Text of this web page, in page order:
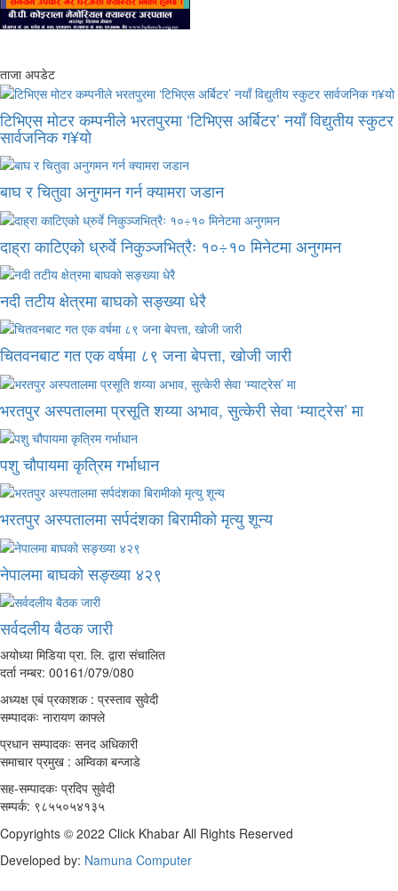
ताजा अपडेट
टिभिएस मोटर कम्पनीले भरतपुरमा ‘टिभिएस अर्बिटर’ नयाँ विद्युतीय स्कुटर
सार्वजनिक ग¥यो
बाघ र चितुवा अनुगमन गर्न क्यामरा जडान
दाह्रा काटिएको ध्रुर्वे निकुञ्जभित्रैः १०÷१० मिनेटमा अनुगमन
नदी तटीय क्षेत्रमा बाघको सङ्ख्या धेरै
चितवनबाट गत एक वर्षमा ८९ जना बेपत्ता, खोजी जारी
भरतपुर अस्पतालमा प्रसूति शय्या अभाव, सुत्केरी सेवा ‘म्याट्रेस’ मा
पशु चौपायमा कृत्रिम गर्भाधान
भरतपुर अस्पतालमा सर्पदंशका बिरामीको मृत्यु शून्य
नेपालमा बाघको सङ्ख्या ४२९
सर्वदलीय बैठक जारी
अयोध्या मिडिया प्रा. लि. द्वारा संचालित
दर्ता नम्बर: 00161/079/080
अध्यक्ष एबं प्रकाशक : प्रस्ताव सुवेदी
सम्पादकः नारायण काफ्ले
प्रधान सम्पादकः सनद अधिकारी
समाचार प्रमुख : अम्विका बन्जाडे
सह-सम्पादकः प्रदिप सुवेदी
सम्पर्क: ९८५५०५४१३५
Copyrights © 2022 Click Khabar All Rights Reserved
Developed by: Namuna Computer